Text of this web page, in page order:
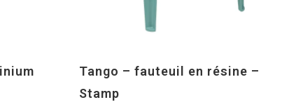
Tango – fauteuil en résine –
Stamp